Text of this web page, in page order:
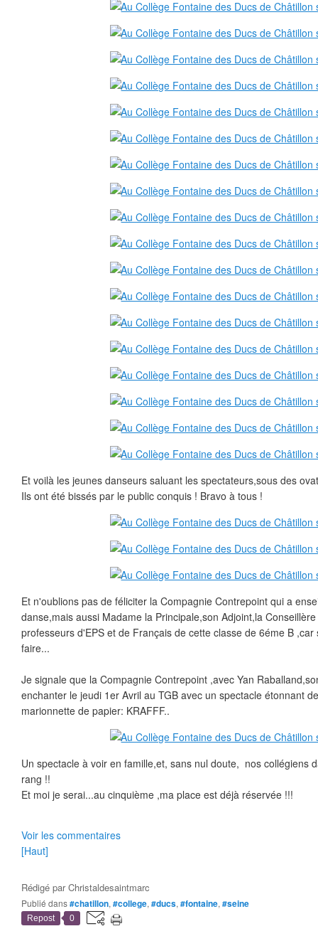
Et voilà les jeunes danseurs saluant les spectateurs,sous des
Ils ont été bissés par le public conquis ! Bravo à tous !
Et n'oublions pas de féliciter la Compagnie Contrepoint qui a
danse,mais aussi Madame la Principale,son Adjoint,la
professeurs d'EPS et de Français de cette classe de 6éme B
faire...
Je signale que la Compagnie Contrepoint ,avec Yan
enchanter le jeudi 1er Avril au TGB avec un spectacle étonnant
marionnette de papier: KRAFFF..
Un spectacle à voir en famille,et, sans nul doute, nos collégiens
rang !!
Et moi je serai...au cinquième ,ma place est déjà réservée !!!
Voir les commentaires
[Haut]
Rédigé parChristaldesaintmarc
Publié dans#chatillon, #college, #ducs, #fontaine, #seine
Repost 0